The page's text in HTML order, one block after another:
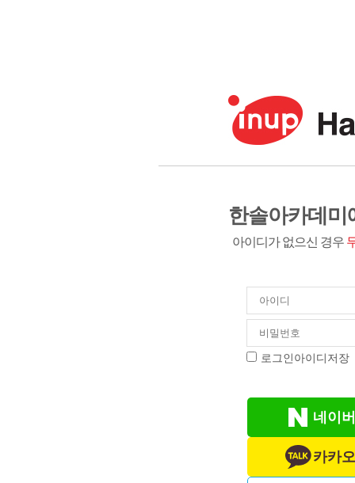
한솔아카데미
아이디가 없으신 경우
로그인아이디저장
네이
카카